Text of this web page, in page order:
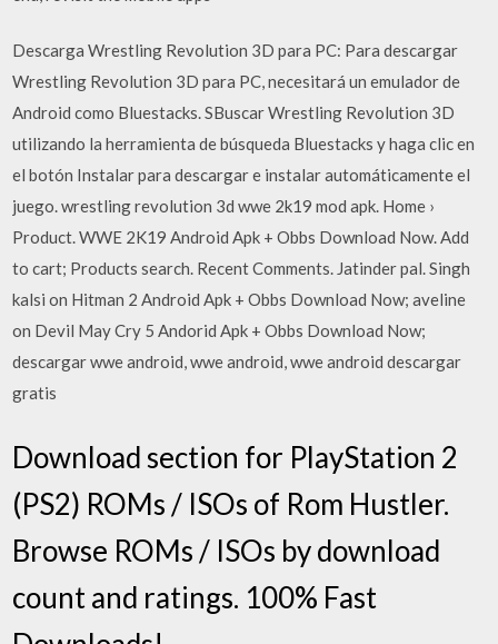
Descarga Wrestling Revolution 3D para PC: Para descargar
Wrestling Revolution 3D para PC, necesitará un emulador de
Android como Bluestacks. SBuscar Wrestling Revolution 3D
utilizando la herramienta de búsqueda Bluestacks y haga clic en
el botón Instalar para descargar e instalar automáticamente el
juego. wrestling revolution 3d wwe 2k19 mod apk. Home ›
Product. WWE 2K19 Android Apk + Obbs Download Now. Add
to cart; Products search. Recent Comments. Jatinder pal. Singh
kalsi on Hitman 2 Android Apk + Obbs Download Now; aveline
on Devil May Cry 5 Andorid Apk + Obbs Download Now;
descargar wwe android, wwe android, wwe android descargar
gratis
Download section for PlayStation 2
(PS2) ROMs / ISOs of Rom Hustler.
Browse ROMs / ISOs by download
count and ratings. 100% Fast